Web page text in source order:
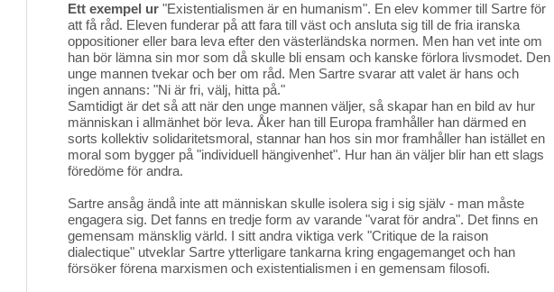
Ett exempel ur "Existentialismen är en humanism". En elev kommer till Sartre för
att få råd. Eleven funderar på att fara till väst och ansluta sig till de fria iranska
oppositioner eller bara leva efter den västerländska normen. Men han vet inte om
han bör lämna sin mor som då skulle bli ensam och kanske förlora livsmodet. Den
unge mannen tvekar och ber om råd. Men Sartre svarar att valet är hans och
ingen annans: "Ni är fri, välj, hitta på."
Samtidigt är det så att när den unge mannen väljer, så skapar han en bild av hur
människan i allmänhet bör leva. Åker han till Europa framhåller han därmed en
sorts kollektiv solidaritetsmoral, stannar han hos sin mor framhåller han istället en
moral som bygger på "individuell hängivenhet". Hur han än väljer blir han ett slags
föredöme för andra.
Sartre ansåg ändå inte att människan skulle isolera sig i sig själv - man måste
engagera sig. Det fanns en tredje form av varande "varat för andra". Det finns en
gemensam mänsklig värld. I sitt andra viktiga verk "Critique de la raison
dialectique" utveklar Sartre ytterligare tankarna kring engagemanget och han
försöker förena marxismen och existentialismen i en gemensam filosofi.